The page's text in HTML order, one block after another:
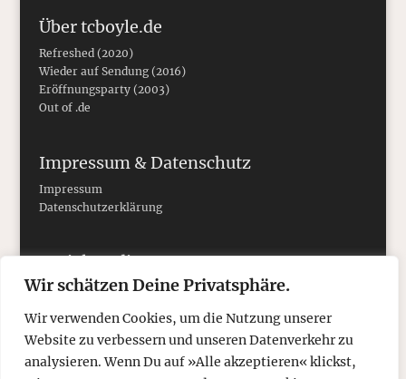
Wir schätzen Deine Privatsphäre.
Wir verwenden Cookies, um die Nutzung unserer
Website zu verbessern und unseren Datenverkehr zu
analysieren. Wenn Du auf »Alle akzeptieren« klickst,
Über tcboyle.de
Refreshed (2020)
Wieder auf Sendung (2016)
Eröffnungsparty (2003)
Out of .de
Impressum & Datenschutz
Impressum
Datenschutzerklärung
Social Media